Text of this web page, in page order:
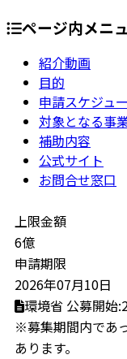
ページ内メニ
紹介動画
目的
申請スケジュ
対象となる事
補助内容
公式サイト
お問合せ窓口
上限金額
6億
申請期限
2026年07月10日
環境省 公募開始
※募集期間内であ
あります。